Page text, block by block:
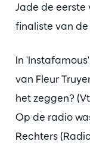
Jade de eerste
finaliste van
In
van Fleur
het zeggen?
Op de radio
Rechters